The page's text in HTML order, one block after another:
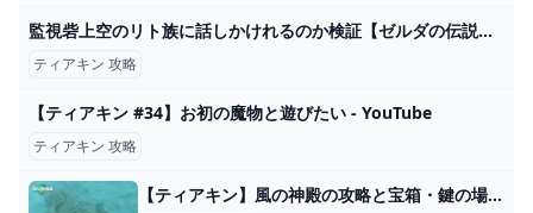
監視砦上空のリト族に話しかけれるのか検証【ゼルダの伝説ティアーズオブザキングダム攻略 ティアキン】ゆっくり実況 - YouTube
ティアキン 攻略
【ティアキン #34】お初の魔物と遊びたい - YouTube
ティアキン 攻略
【ティアキン】風の神殿の攻略と宝箱・鍵の場所【ゼルダの伝説ティアーズオブザキングダム】｜ゲームエイト